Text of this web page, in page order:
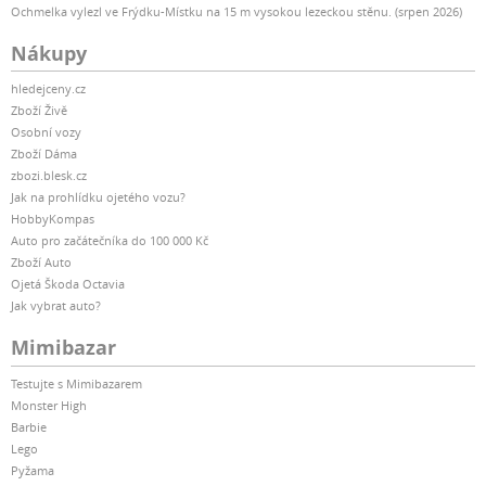
Ochmelka vylezl ve Frýdku-Místku na 15 m vysokou lezeckou stěnu. (srpen 2026)
Nákupy
hledejceny.cz
Zboží Živě
Osobní vozy
Zboží Dáma
zbozi.blesk.cz
Jak na prohlídku ojetého vozu?
HobbyKompas
Auto pro začátečníka do 100 000 Kč
Zboží Auto
Ojetá Škoda Octavia
Jak vybrat auto?
Mimibazar
Testujte s Mimibazarem
Monster High
Barbie
Lego
Pyžama